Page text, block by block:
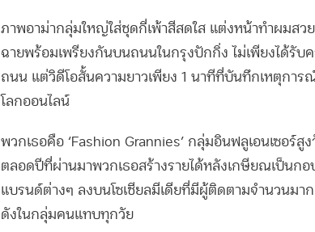
ภาพอาม่ากลุ่มใหญ่ใส่ชุดกี่เพ้าสีสดใส แต่งหน้าทำผมสว
ฉายพร้อมเพรียงกันบนถนนในกรุงปักกิ่ง ไม่เพียงได้รับ
ถนน แต่วิดีโอสั้นความยาวเพียง 1 นาทีที่บันทึกเหตุการ
โลกออนไลน์
พวกเธอคือ ‘Fashion Grannies’ กลุ่มอินฟลูเอนเซอ
ตลอดปีที่ผ่านมาพวกเธอสร้างรายได้หลังเกษียณเป็นก
แบรนด์ต่างๆ ลงบนโซเชียลมีเดียที่มีผู้ติดตามจำนวนมา
ดังในกลุ่มคนแทบทุกวัย